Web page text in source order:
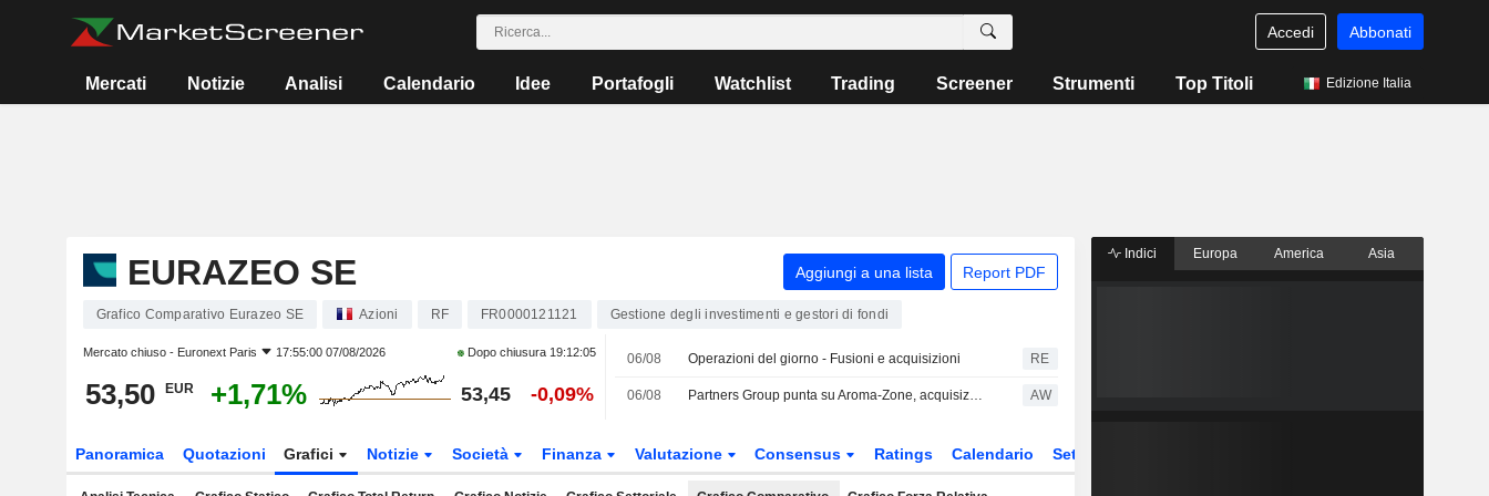
Accedi Abbonati
Mercati Notizie Analisi Calendario Idee Portafogli Watchlist Trading Screener Strumenti Top Titoli Edizione Italia
EURAZEO SE Aggiungi a una lista Report PDF
Grafico Comparativo Eurazeo SE Azioni RF FR0000121121 Gestione degli investimenti e gestori di fondi
Mercato chiuso - Euronext Paris 17:55:00 07/08/2026 Dopo chiusura 19:12:05
53,50 EUR +1,71% 53,45 -0,09%
06/08 Operazioni del giorno - Fusioni e acquisizioni RE
06/08 Partners Group punta su Aroma-Zone, acquisizione miliardaria AW
Panoramica Quotazioni Grafici Notizie Società Finanza Valutazione Consensus Ratings Calendario Settore
Indici Europa America Asia